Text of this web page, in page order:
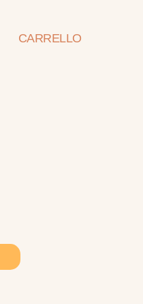
CARRELLO